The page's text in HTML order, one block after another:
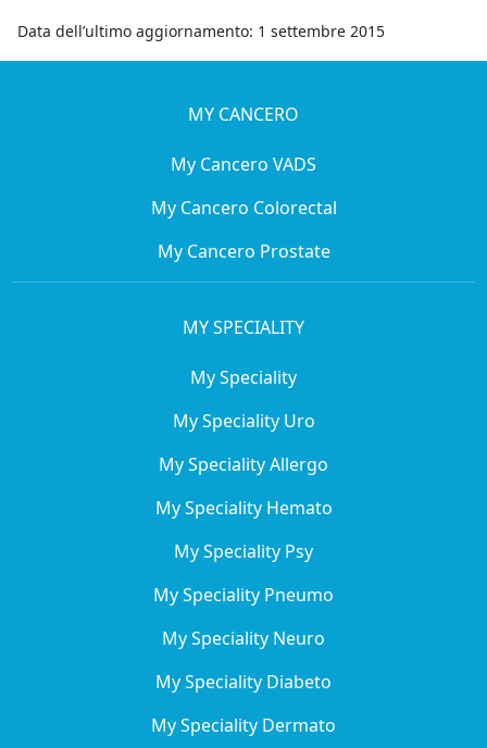
Data dell’ultimo aggiornamento: 1 settembre 2015
MY CANCERO
My Cancero VADS
My Cancero Colorectal
My Cancero Prostate
MY SPECIALITY
My Speciality
My Speciality Uro
My Speciality Allergo
My Speciality Hemato
My Speciality Psy
My Speciality Pneumo
My Speciality Neuro
My Speciality Diabeto
My Speciality Dermato